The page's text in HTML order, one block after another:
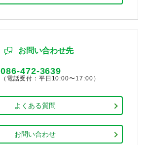
お問い合わせ先
086-472-3639
（電話受付：平日10:00〜17:00）
よくある質問
お問い合わせ